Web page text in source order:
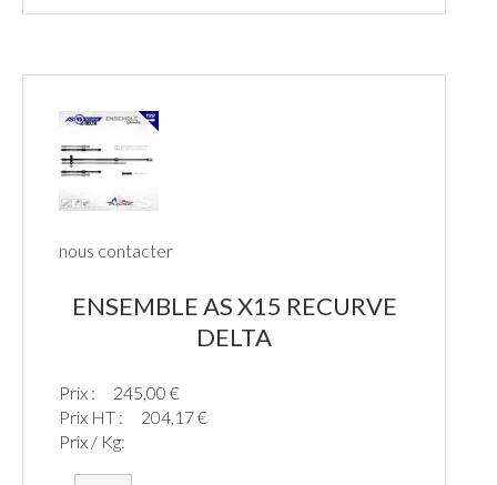
nous contacter
ENSEMBLE AS X15 RECURVE
DELTA
Prix :
245,00 €
Prix HT :
204,17 €
Prix / Kg: